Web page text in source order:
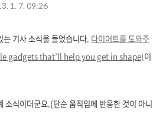
강
1. 7. 09:26
기사 소식을 들었습니다. 다이어트를 도와주
gadgets that’ll help you get in shape)이
소식이더군요.(단순 움직임에 반응한 것이 아니